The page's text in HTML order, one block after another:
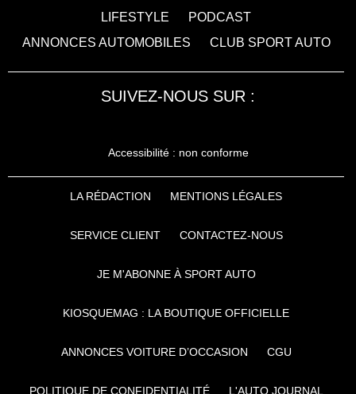
LIFESTYLE
PODCAST
ANNONCES AUTOMOBILES
CLUB SPORT AUTO
SUIVEZ-NOUS SUR :
Accessibilité : non conforme
LA RÉDACTION MENTIONS LÉGALES
SERVICE CLIENT CONTACTEZ-NOUS
JE M'ABONNE À SPORT AUTO
KIOSQUEMAG : LA BOUTIQUE OFFICIELLE
ANNONCES VOITURE D’OCCASION CGU
POLITIQUE DE CONFIDENTIALITÉ L'AUTO JOURNAL